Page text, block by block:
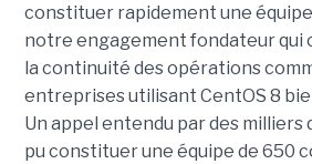
constituer rapidement une
notre engagement fondateur qui
la continuité des opérations
entreprises utilisant CentOS 8
Un appel entendu par des milliers
pu constituer une équipe de 650